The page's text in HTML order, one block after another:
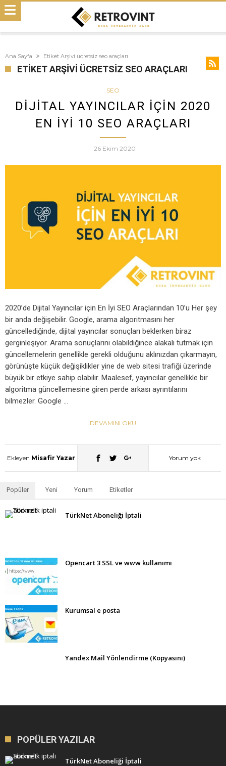
Ana Sayfa Etiket Arşivi ücretsiz seo araçları
ETIKET ARŞIVI ÜCRETSIZ SEO ARAÇLARI
SEO
DIJITAL YAYINCILAR İÇIN 2020
EN İYI 10 SEO ARAÇLARI
26 Ekim 2020
2020’de Dijital Yayıncılar için En İyi SEO Araçlarından 10’u Her şey
bir anda değişebilir. Google, arama algoritmasını her
güncellediğinde, dijital yayıncılar sonuçları beklerken biraz
gerginleşiyor. Arama sonuçlarını olabildiğince alakalı tutmak için
güncellemelerin genellikle gerekli olduğunu aklınızdan çıkarmayın,
görünüşte küçük değişiklikler yine de web sitesi trafiği üzerinde
büyük bir etkiye sahip olabilir. Maalesef, yayıncılar genellikle bir
algoritma güncellemesine giren perde arkası ayrıntılarını
bilmezler. Google …
DEVAMINI OKU
Ekleyen Misafir Yazar Yorum yok
Popüler Yeni Yorum Etiketler
TürkNet Aboneliği İptali
Opencart 3 SSL ve www kullanımı
Kurumsal e posta
Yandex Mail Yönlendirme (Kopyasını)
POPÜLER YAZILAR
TürkNet Aboneliği İptali